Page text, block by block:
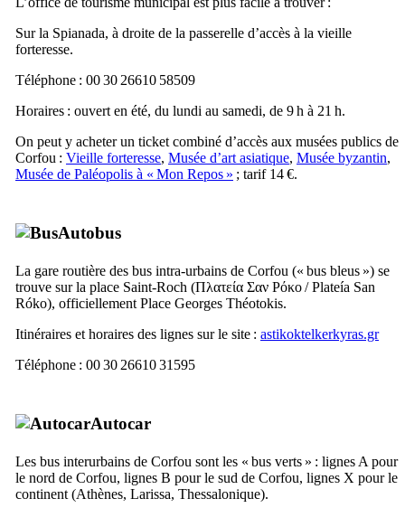
Sur la Spianada, à droite de la passerelle d’accès à la vieille
forteresse.
Téléphone : 00 30 26610 58509
Horaires : ouvert en été, du lundi au samedi, de 9 h à 21 h.
On peut y acheter un ticket combiné d’accès aux musées publics de
Corfou : Vieille forteresse, Musée d’art asiatique, Musée byzantin,
Musée de Paléopolis à « Mon Repos » ; tarif 14 €.
Autobus
La gare routière des bus intra-urbains de Corfou (« bus bleus ») se
trouve sur la place Saint-Roch (Πλατεία Σαν Ρόκο/Plateía San
Róko), officiellement Place Georges Théotokis.
Itinéraires et horaires des lignes sur le site : astikoktelkerkyras.gr
Téléphone : 00 30 26610 31595
Autocar
Les bus interurbains de Corfou sont les « bus verts » : lignes A pour
le nord de Corfou, lignes B pour le sud de Corfou, lignes X pour le
continent (Athènes, Larissa, Thessalonique).